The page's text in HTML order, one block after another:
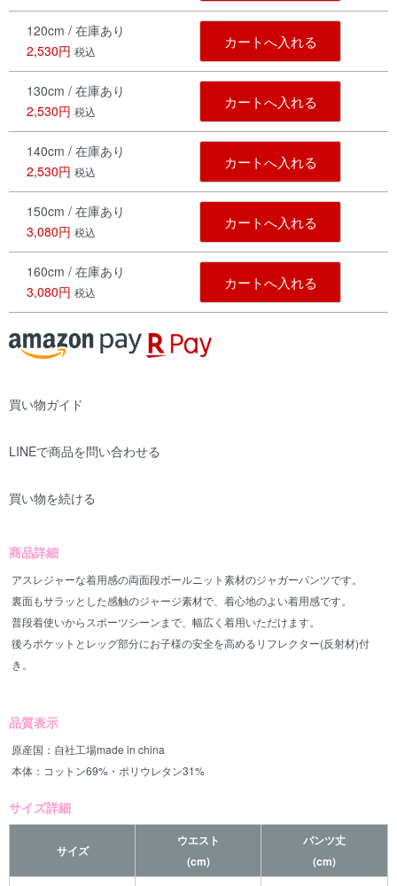
120cm / 在庫あり
2,530円 税込
カートへ入れる
130cm / 在庫あり
2,530円 税込
カートへ入れる
140cm / 在庫あり
2,530円 税込
カートへ入れる
150cm / 在庫あり
3,080円 税込
カートへ入れる
160cm / 在庫あり
3,080円 税込
カートへ入れる
買い物ガイド
LINEで商品を問い合わせる
買い物を続ける
商品詳細
アスレジャーな着用感の両面段ボールニット素材のジャガーパンツです。
裏面もサラッとした感触のジャージ素材で、着心地のよい着用感です。
普段着使いからスポーツシーンまで、幅広く着用いただけます。
後ろポケットとレッグ部分にお子様の安全を高めるリフレクター(反射材)付
き。
品質表示
原産国：自社工場made in china
本体：コットン69%・ポリウレタン31%
サイズ詳細
サイズ
ウエスト
(cm)
パンツ丈
(cm)